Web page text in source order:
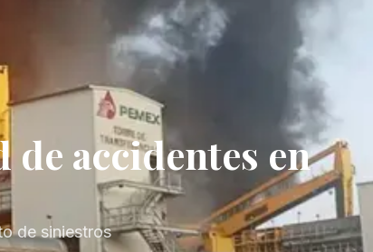
accidentes en
de siniestros